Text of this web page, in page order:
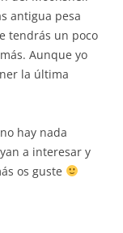
antigua pesa
tendrás un poco
Aunque yo
la última
hay nada
a interesar y
os guste